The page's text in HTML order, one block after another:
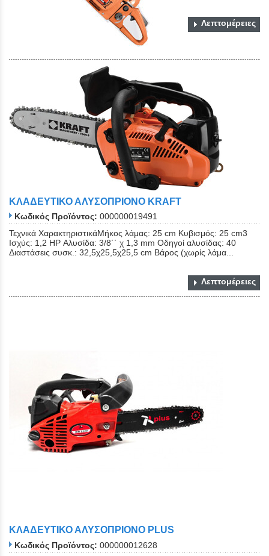
Close
Λεπτομέρειες
ΚΛΑΔΕΥΤΙΚΟ ΑΛΥΣΟΠΡΙΟΝΟ KRAFT
Κωδικός Προϊόντος: 000000019491
Τεχνικά ΧαρακτηριστικάΜήκος λάμας: 25 cm Κυβισμός: 25 cm3
Ισχύς: 1,2 HP Αλυσίδα: 3/8΄΄ χ 1,3 mm Οδηγοί αλυσίδας: 40
Διαστάσεις συσκ.: 32,5χ25,5χ25,5 cm Βάρος (χωρίς λάμα...
Λεπτομέρειες
ΚΛΑΔΕΥΤΙΚΟ ΑΛΥΣΟΠΡΙΟΝΟ PLUS
Κωδικός Προϊόντος: 000000012628